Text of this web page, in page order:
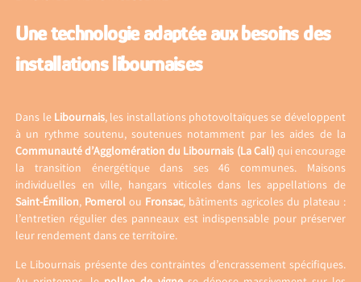
Une technologie adaptée aux besoins des
installations libournaises
Dans le Libournais, les installations photovoltaïques se développent
à un rythme soutenu, soutenues notamment par les aides de la
Communauté d’Agglomération du Libournais (La Cali)qui encourage
la transition énergétique dans ses 46 communes. Maisons
individuelles en ville, hangars viticoles dans les appellations de
Saint-Émilion, Pomerol ou Fronsac, bâtiments agricoles du plateau :
l’entretien régulier des panneaux est indispensable pour préserver
leur rendement dans ce territoire.
Le Libournais présente des contraintes d’encrassement spécifiques.